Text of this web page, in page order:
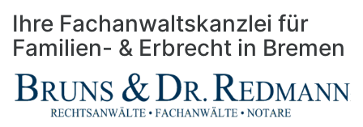
Ihre Fachanwaltskanzlei für
Familien- & Erbrecht in Bremen